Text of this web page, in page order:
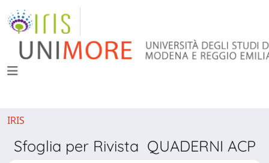
IRIS
Sfoglia per Rivista QUADERNI ACP